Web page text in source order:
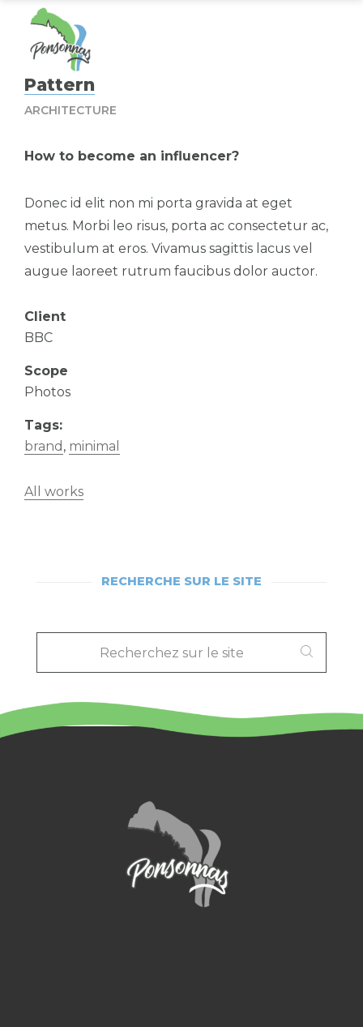
Pattern
ARCHITECTURE
How to become an influencer?
Donec id elit non mi porta gravida at eget
metus. Morbi leo risus, porta ac consectetur ac,
vestibulum at eros. Vivamus sagittis lacus vel
augue laoreet rutrum faucibus dolor auctor.
Client
BBC
Scope
Photos
Tags:
brand , minimal
All works
RECHERCHE SUR LE SITE
RECHERCHEZ
LE
SITE